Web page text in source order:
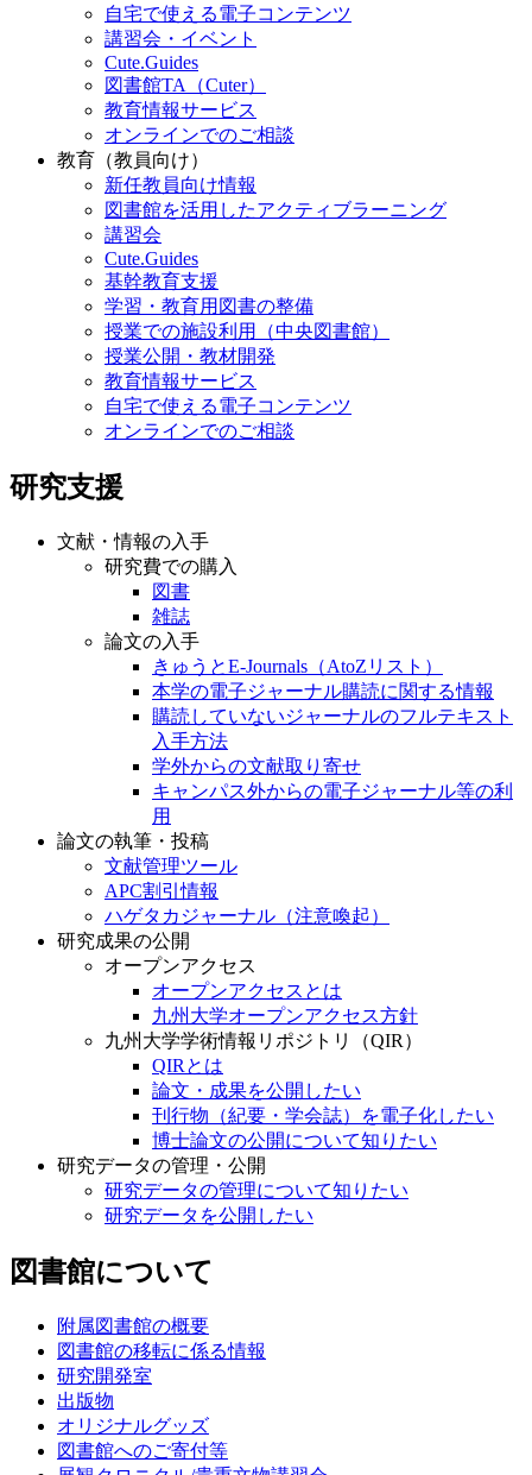
自宅で使える電子コンテンツ
講習会・イベント
Cute.Guides
図書館TA（Cuter）
教育情報サービス
オンラインでのご相談
教育（教員向け）
新任教員向け情報
図書館を活用したアクティブラーニング
講習会
Cute.Guides
基幹教育支援
学習・教育用図書の整備
授業での施設利用（中央図書館）
授業公開・教材開発
教育情報サービス
自宅で使える電子コンテンツ
オンラインでのご相談
研究支援
文献・情報の入手
研究費での購入
図書
雑誌
論文の入手
きゅうとE-Journals（AtoZリスト）
本学の電子ジャーナル購読に関する情報
購読していないジャーナルのフルテキスト
入手方法
学外からの文献取り寄せ
キャンパス外からの電子ジャーナル等の利
用
論文の執筆・投稿
文献管理ツール
APC割引情報
ハゲタカジャーナル（注意喚起）
研究成果の公開
オープンアクセス
オープンアクセスとは
九州大学オープンアクセス方針
九州大学学術情報リポジトリ（QIR）
QIRとは
論文・成果を公開したい
刊行物（紀要・学会誌）を電子化したい
博士論文の公開について知りたい
研究データの管理・公開
研究データの管理について知りたい
研究データを公開したい
図書館について
附属図書館の概要
図書館の移転に係る情報
研究開発室
出版物
オリジナルグッズ
図書館へのご寄付等